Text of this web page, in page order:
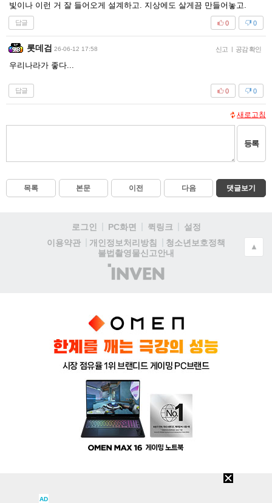
빛이나 이런 거 잘 들어오게 설계하고. 지상에도 살게끔 만들어놓고.
답글 0
0
롯데검 26-06-12 17:58 신고 | 공감 확인
우리나라가 좋다...
답글 0
0
새로고침
등록
목록 본문 이전 다음 댓글보기
로그인 PC화면 퀵링크
설정
이용약관
개인정보처리방침
청소년보호정책
불법촬영물신고안내
(주)
인
▲
AD